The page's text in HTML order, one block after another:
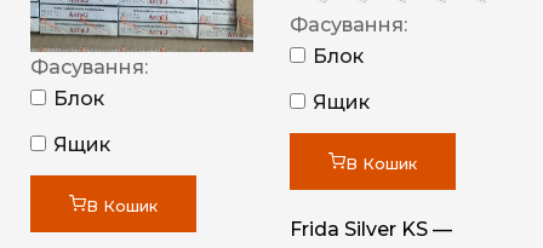
Фасування:
Блок
Ящик
В Кошик
Фасування:
Блок
Ящик
В Кошик
Frida Silver KS —